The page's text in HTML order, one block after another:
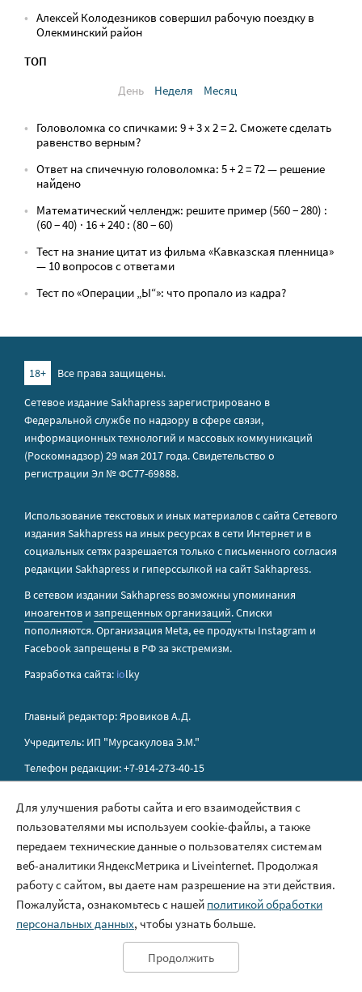
Алексей Колодезников совершил рабочую поездку в
Олекминский район
ТОП
День
Неделя Месяц
Головоломка со спичками: 9 + 3 х 2 = 2. Сможете сделать
равенство верным?
Ответ на спичечную головоломка: 5 + 2 = 72 — решение
найдено
Математический челлендж: решите пример (560 − 280) :
(60 − 40) · 16 + 240 : (80 − 60)
Тест на знание цитат из фильма «Кавказская пленница»
— 10 вопросов с ответами
Тест по «Операции „Ы“»: что пропало из кадра?
18+
Все права защищены.
Сетевое издание Sakhapress зарегистрировано в
Федеральной службе по надзору в сфере связи,
информационных технологий и массовых коммуникаций
(Роскомнадзор) 29 мая 2017 года. Свидетельство о
регистрации Эл № ФС77-69888.
Использование текстовых и иных материалов с сайта Сетевого
издания Sakhapress на иных ресурсах в сети Интернет и в
социальных сетях разрешается только с письменного согласия
редакции Sakhapress и гиперссылкой на сайт Sakhapress.
В сетевом издании Sakhapress возможны упоминания
иноагентов и запрещенных организаций. Списки
пополняются. Организация Metа, ее продукты Instagram и
Facebook запрещены в РФ за экстремизм.
Разработка сайта: iolky
Главный редактор: Яровиков А.Д.
Учредитель: ИП "Мурсакулова Э.М."
Телефон редакции: +7-914-273-40-15
Правила сайта
Политика обработки персональных данных
Размещение рекламы
Контакты
Для улучшения работы сайта и его взаимодействия с
пользователями мы используем cookie-файлы, а также
передаем технические данные о пользователях системам
веб-аналитики ЯндексМетрика и Liveinternet. Продолжая
работу с сайтом, вы даете нам разрешение на эти действия.
Пожалуйста, ознакомьтесь с нашей политикой обработки
персональных данных, чтобы узнать больше.
Продолжить